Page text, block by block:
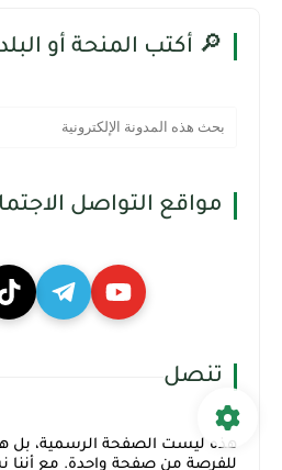
🔎 أكتب المنحة أو
مواقع التواصل
تنصل
هذه ليست الصفحة الرسمية،
للفرصة من صفحة واحدة. مع أننا